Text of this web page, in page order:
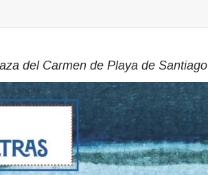
del Carmen de Playa de Santiago